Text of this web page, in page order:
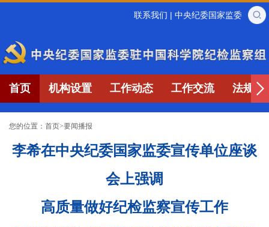
联系我们 | 中央纪委国家监委
首页 机构设置 工作动态 工作交流 法规制
您的位置： 首页>要闻播报
李希在中央纪委国家监委宣传单位座谈
会上强调
高质量做好纪检监察宣传工作